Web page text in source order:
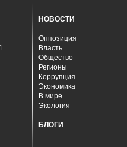
НОВОСТИ
Оппозиция
Власть
Общество
Регионы
Коррупция
Экономика
В мире
Экология
БЛОГИ